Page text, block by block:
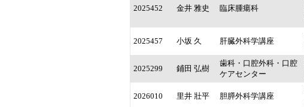
2025452 金井 雅史 臨床腫瘍科
2025457 小坂 久 肝臓外科学講座
2025299 鋪田 弘樹
歯科・口腔外科・口腔
ケアセンター
2026010 里井 壯平 胆膵外科学講座